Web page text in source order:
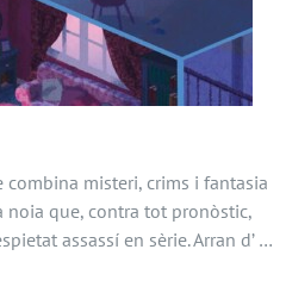
misteri, crims i fantasia
noia que, contra tot pronòstic,
assassí en sèrie. Arran d’ …